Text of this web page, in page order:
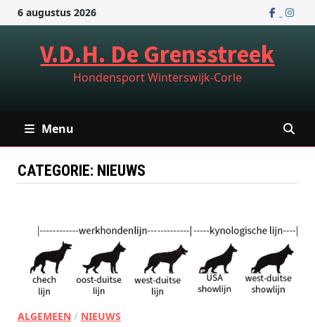
naar
6 augustus 2026
V.D.H. De Grensstreek
Hondensport Winterswijk-Corle
Menu
CATEGORIE: NIEUWS
ALGEMEEN / NIEUWS